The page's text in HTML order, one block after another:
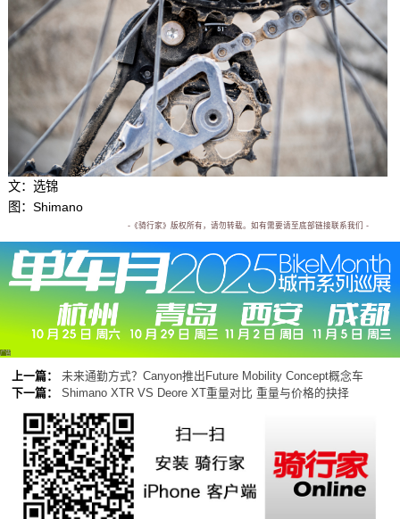
文：选锦
图：Shimano
-《骑行家》版权所有，请勿转载。如有需要请至底部链接联系我们 -
广告
上一篇：
未来通勤方式？Canyon推出Future Mobility Concept概念车
下一篇：
Shimano XTR VS Deore XT重量对比 重量与价格的抉择